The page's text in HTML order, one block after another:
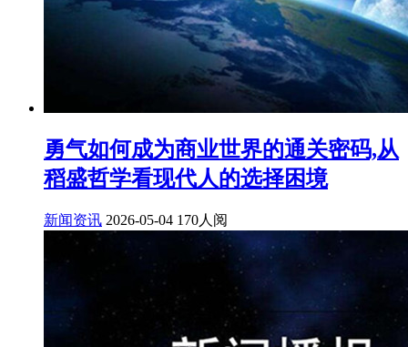
勇气如何成为商业世界的通关密码,从
稻盛哲学看现代人的选择困境
新闻资讯 2026-05-04 170人阅